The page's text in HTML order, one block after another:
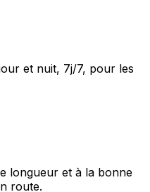
et nuit, 7j/7, pour les
longueur et à la bonne
route.